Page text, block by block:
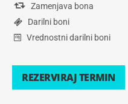
Zamenjava bona
Darilni boni
Vrednostni darilni boni
REZERVIRAJ TERMIN